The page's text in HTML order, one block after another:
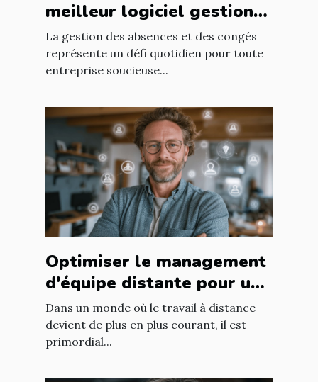
meilleur logiciel gestion
congés pour votre
entreprise ?
La gestion des absences et des congés
représente un défi quotidien pour toute
entreprise soucieuse...
Optimiser le management
d'équipe distante pour une
productivité accrue
Dans un monde où le travail à distance
devient de plus en plus courant, il est
primordial...